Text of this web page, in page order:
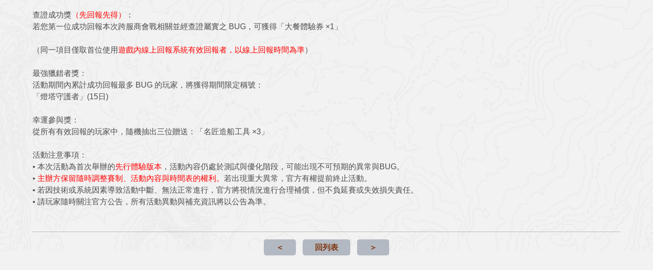
查證成功獎 （先回報先得）
：
若您第一位成功回報本次跨服商會戰相關並經查證屬實之 BUG，可獲得「大餐體驗券 ×1」
（同一項目僅取首位使用遊戲內線上回報系統有效回報者，以線上回報時間為準）
最強獵錯者獎：
活動期間內累計成功回報最多 BUG 的玩家，將獲得期間限定稱號：
「燈塔守護者」(15日)
幸運參與獎：
從所有有效回報的玩家中，隨機抽出三位贈送：「名匠造船工具 ×3」
活動注意事項：
• 本次活動為首次舉辦的先行體驗版本 ，活動內容仍處於測試與優化階段，可能出現不可預期的異常與BUG。
• 主辦方保留隨時調整賽制、活動內容與時間表的權利。 若出現重大異常，官方有權提前終止活動。
• 若因技術或系統因素導致活動中斷、無法正常進行，官方將視情況進行合理補償，但不負延賽或失效損失責任。
• 請玩家隨時關注官方公告，所有活動異動與補充資訊將以公告為準。
＜ 回列表 ＞